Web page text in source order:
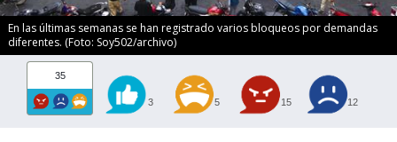
En las últimas semanas se han registrado varios bloqueos por demandas
diferentes. (Foto: Soy502/archivo)
35
3 5 15 12